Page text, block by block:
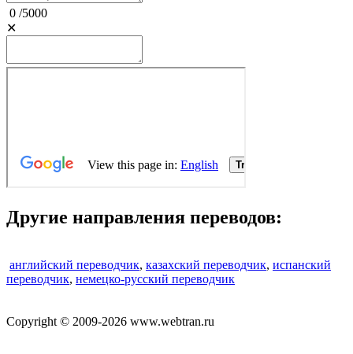
0 /5000
✕
Другие направления переводов:
английский переводчик, казахский переводчик, испанский
переводчик, немецко-русский переводчик
Copyright © 2009-2026 www.webtran.ru